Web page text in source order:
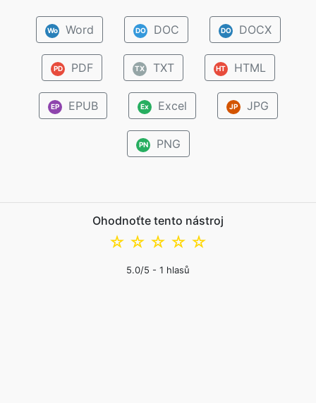
Wo Word DO DOC DO DOCX
PD PDF TX TXT HT HTML
EP EPUB Ex Excel JP JPG
PN PNG
Ohodnoťte tento nástroj
☆
☆
☆
☆
☆
5.0/5 - 1 hlasů